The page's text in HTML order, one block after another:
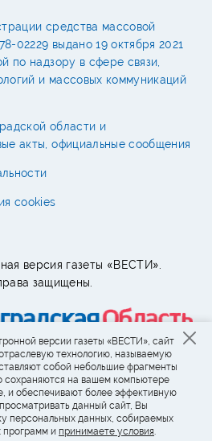
средства массовой
02229 выдано 19 октября 2021
по надзору в сфере связи,
и массовых коммуникаций
области и
акты, официальные сообщения
cookies
версия газеты «ВЕСТИ».
защищены.
версии газеты «ВЕСТИ», сайт
технологию, называемую
собой небольшие фрагменты
сохраняются на вашем компьютере
и обеспечивают более эффективную
данный сайт, Вы
персональных данных, собираемых
программ и принимаете условия.